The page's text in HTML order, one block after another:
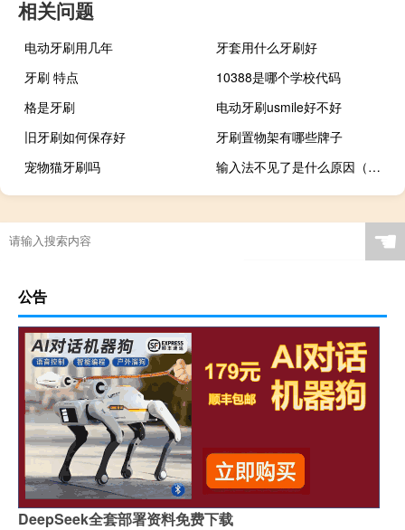
相关问题
电动牙刷用几年
牙套用什么牙刷好
牙刷 特点
10388是哪个学校代码
格是牙刷
电动牙刷usmile好不好
旧牙刷如何保存好
牙刷置物架有哪些牌子
宠物猫牙刷吗
输入法不见了是什么原因（为什么输入法不见了）
☚
公告
DeepSeek全套部署资料免费下载